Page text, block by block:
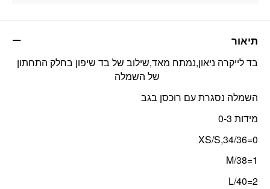
תיאור
בד לייקרה ניאון,נמתח מאד,שילוב של בד שיפון בחלק התחתון
של השמלה
השמלה נסגרת עם רוכסן בגב
מידות 0-3
0=XS/S,34/36
1=M/38
2=L/40